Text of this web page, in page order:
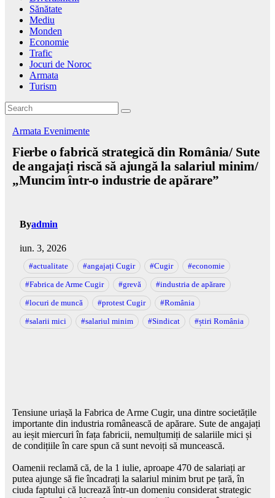
Sănătate
Mediu
Monden
Economie
Trafic
Jocuri de Noroc
Armata
Turism
Armata Evenimente
Fierbe o fabrică strategică din România/ Sute
de angajați riscă să ajungă la salariul minim/
„Muncim într-o industrie de apărare”
Byadmin
iun. 3, 2026
#actualitate #angajați Cugir #Cugir
#economie
#Fabrica de Arme Cugir
#grevă
#industria de apărare
#locuri de muncă
#protest Cugir
#România
#salarii mici
#salariul minim #Sindicat #știri România
Tensiune uriașă la Fabrica de Arme Cugir, una dintre societățile
importante din industria românească de apărare. Sute de angajați
au ieșit miercuri în fața fabricii, nemulțumiți de salariile mici și
de condițiile în care spun că sunt nevoiți să muncească.
Oamenii reclamă că, de la 1 iulie, aproape 470 de salariați ar
putea ajunge să fie încadrați la salariul minim brut pe țară, în
ciuda faptului că lucrează într-un domeniu considerat strategic